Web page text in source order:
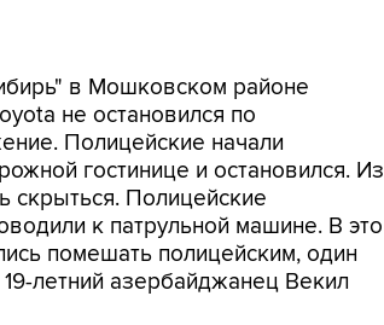
в Мошковском районе
не остановился по
Полицейские начали
гостинице и остановился. Из
скрыться. Полицейские
к патрульной машине. В это
помешать полицейским, один
летний азербайджанец Векил